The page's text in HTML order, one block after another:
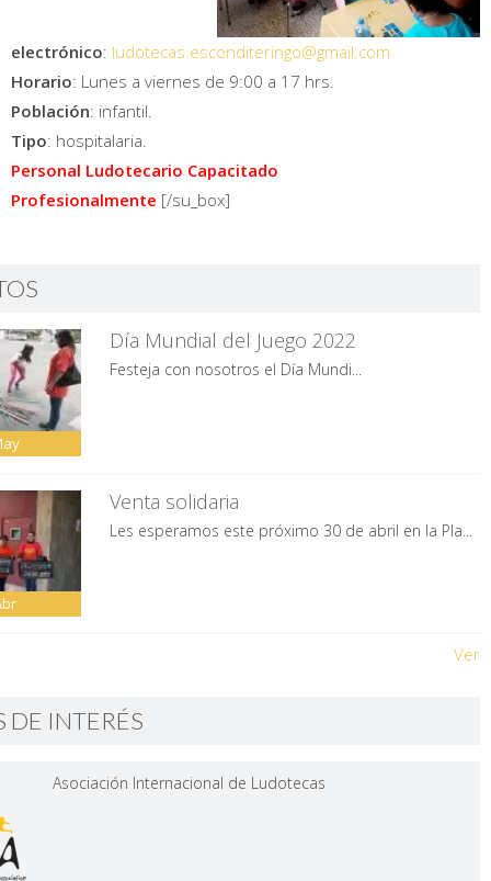
electrónico: ludotecas.esconditeringo@gmail.com
Horario: Lunes a viernes de 9:00 a 17 hrs.
Población: infantil.
Tipo: hospitalaria.
Personal Ludotecario Capacitado
Profesionalmente [/su_box]
Día Mundial del Juego 2022
Festeja con nosotros el Día Mundi...
Venta solidaria
Les esperamos este próximo 30 de abril en la Pla...
Ver
DE INTERÉS
Asociación Internacional de Ludotecas